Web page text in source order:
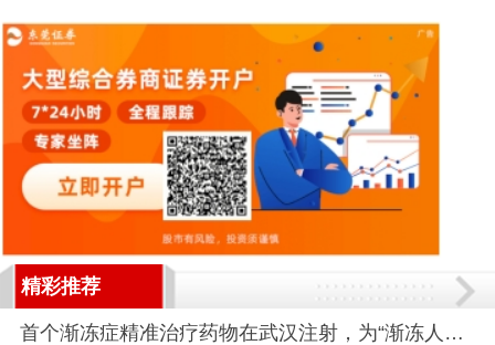
精彩推荐
首个渐冻症精准治疗药物在武汉注射，为“渐冻人”带来希望